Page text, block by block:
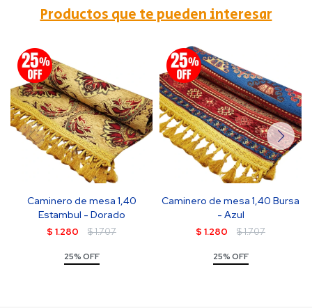
Productos que te pueden interesar
Caminero de mesa 1,40
Estambul - Dorado
$ 1.280 $1.707
25% OFF
Caminero de mesa 1,40 Bursa
- Azul
$ 1.280 $1.707
25% OFF